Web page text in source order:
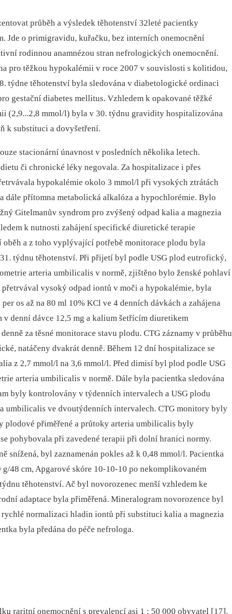
průběh a výsledek těhotenství 32leté pacientky
Jde o primigravidu, kuřačku, bez interních onemocnění
rodinnou anamnézou stran nefrologických onemocnění.
pro těžkou hypokalémii v roce 2007 v souvislosti s kolitidou,
týdne těhotenství byla sledována v diabetologické ordinaci
gestační diabetes mellitus. Vzhledem k opakované těžké
(2,9...2,8 mmol/l) byla v 30. týdnu gravidity hospitalizována
k substituci a dovyšetření.
stacionární únavnost v posledních několika letech.
či chronické léky negovala. Za hospitalizace i přes
hypokalémie okolo 3 mmol/l při vysokých ztrátách
dále přítomna metabolická alkalóza a hypochlorémie. Bylo
Gitelmanův syndrom pro zvýšený odpad kalia a magnezia
k nutnosti zahájení specifické diuretické terapie
a z toho vyplývající potřebě monitorace plodu byla
týdnu těhotenství. Při přijetí byl podle USG plod eutrofický,
arteria umbilicalis v normě, zjištěno bylo ženské pohlaví
vysoký odpad iontů v moči a hypokalémie, byla
os až na 80 ml 10% KCl ve 4 denních dávkách a zahájena
denní dávce 12,5 mg a kalium šetřícím diuretikem
za těsné monitorace stavu plodu. CTG záznamy v průběhu
natáčeny dvakrát denně. Během 12 dní hospitalizace se
z 2,7 mmol/l na 3,6 mmol/l. Před dimisí byl plod podle USG
arteria umbilicalis v normě. Dále byla pacientka sledována
byly kontrolovány v týdenních intervalech a USG plodu
umbilicalis ve dvoutýdenních intervalech. CTG monitory byly
plodové přiměřené a průtoky arteria umbilicalis byly
pohybovala při zavedené terapii při dolní hranici normy.
snížená, byl zaznamenán pokles až k 0,48 mmol/l. Pacientka
48 cm, Apgarové skóre 10-10-10 po nekomplikovaném
těhotenství. Ač byl novorozenec menší vzhledem ke
adaptace byla přiměřená. Mineralogram novorozence byl
normalizaci hladin iontů při substituci kalia a magnezia
byla předána do péče nefrologa.
raritní onemocnění s prevalencí asi 1 : 50 000 obyvatel [17].